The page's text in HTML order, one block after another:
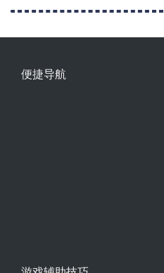
便捷导航